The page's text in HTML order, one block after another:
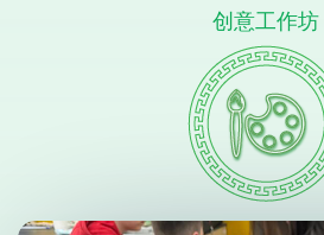
创意工作坊